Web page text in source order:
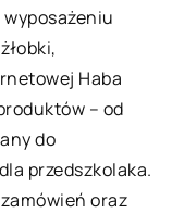
Haba
– od
do
przedszkolaka.
oraz